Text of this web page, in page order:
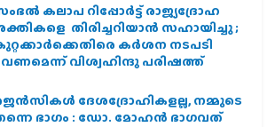
കലാപ റിപ്പോർട്ട് രാജ്യദ്രോഹ
തിരിച്ചറിയാൻ സഹായിച്ചു ;
കർശന നടപടി
വിശ്വഹിന്ദു പരിഷത്ത്
ദേശദ്രോഹികളല്ല, നമ്മുടെ
ഭാഗം : ഡോ. മോഹന്‍ ഭാഗവത്